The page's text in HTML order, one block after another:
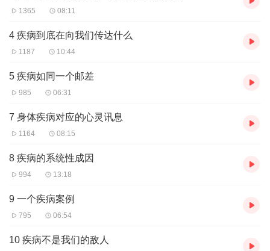
1365 08:11
4 疾病到底在向我们传达什么
1187 10:44
5 疾病如同一个邮差
985 06:31
7 身体疾病对应的心灵讯息
1164 08:15
8 疾病的系统性成因
994 13:18
9 一个疾病案例
795 06:54
10 疾病不是我们的敌人